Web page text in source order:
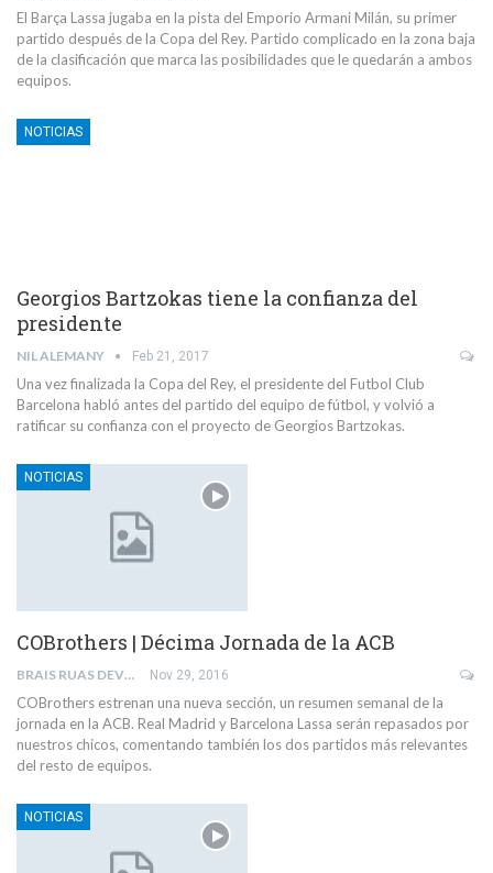
El Barça Lassa jugaba en la pista del Emporio Armani Milán, su primer
partido después de la Copa del Rey. Partido complicado en la zona baja
de la clasificación que marca las posibilidades que le quedarán a ambos
equipos.
NOTICIAS
Georgios Bartzokas tiene la confianza del
presidente
NIL ALEMANY Feb 21, 2017
Una vez finalizada la Copa del Rey, el presidente del Futbol Club
Barcelona habló antes del partido del equipo de fútbol, y volvió a
ratificar su confianza con el proyecto de Georgios Bartzokas.
NOTICIAS
COBrothers | Décima Jornada de la ACB
BRAIS RUAS DEVESA Nov 29, 2016
COBrothers estrenan una nueva sección, un resumen semanal de la
jornada en la ACB. Real Madrid y Barcelona Lassa serán repasados por
nuestros chicos, comentando también los dos partidos más relevantes
del resto de equipos.
NOTICIAS